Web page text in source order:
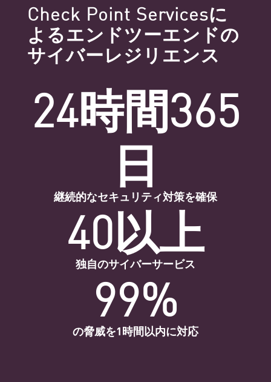
Check Point Servicesに
よるエンドツーエンドの
サイバーレジリエンス
24時間365
日
継続的なセキュリティ対策を確保
40以上
独自のサイバーサービス
99%
の脅威を1時間以内に対応